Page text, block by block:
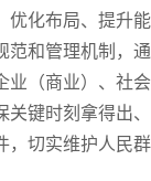
优化布局、提升能
范和管理机制，通
业（商业）、社会
键时刻拿得出、
，切实维护人民群